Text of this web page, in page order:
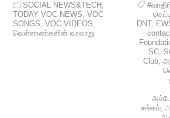
SOCIAL NEWS&TECH ,
TODAY VOC NEWS,VOC
SONGS,VOC VIDEOS,
வெள்ளாளர்களின் வரலாறு
DNT,
SC,
Club,
சங்கம்,